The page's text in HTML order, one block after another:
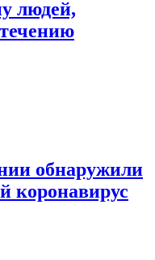
людей,
обнаружили
коронавирус